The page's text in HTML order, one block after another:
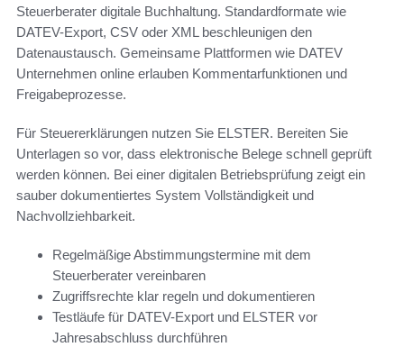
Steuerberater digitale Buchhaltung. Standardformate wie
DATEV-Export, CSV oder XML beschleunigen den
Datenaustausch. Gemeinsame Plattformen wie DATEV
Unternehmen online erlauben Kommentarfunktionen und
Freigabeprozesse.
Für Steuererklärungen nutzen Sie ELSTER. Bereiten Sie
Unterlagen so vor, dass elektronische Belege schnell geprüft
werden können. Bei einer digitalen Betriebsprüfung zeigt ein
sauber dokumentiertes System Vollständigkeit und
Nachvollziehbarkeit.
Regelmäßige Abstimmungstermine mit dem
Steuerberater vereinbaren
Zugriffsrechte klar regeln und dokumentieren
Testläufe für DATEV-Export und ELSTER vor
Jahresabschluss durchführen